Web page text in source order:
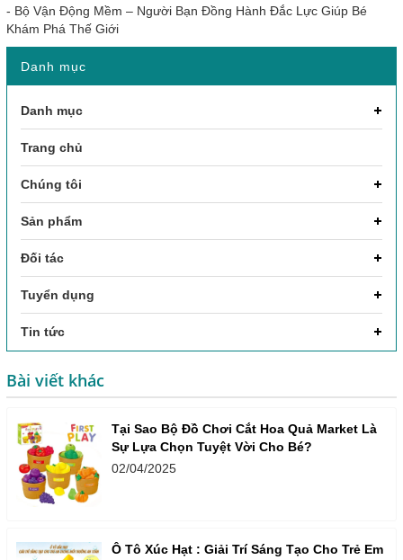
- Bộ Vận Động Mềm – Người Bạn Đồng Hành Đắc Lực Giúp Bé
Khám Phá Thế Giới
Danh mục
Danh mục
Trang chủ
Chúng tôi
Sản phẩm
Đối tác
Tuyển dụng
Tin tức
Bài viết khác
Tại Sao Bộ Đồ Chơi Cắt Hoa Quả Market Là
Sự Lựa Chọn Tuyệt Vời Cho Bé?
02/04/2025
Ô Tô Xúc Hạt : Giải Trí Sáng Tạo Cho Trẻ Em